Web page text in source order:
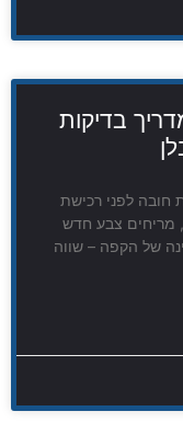
בדיקות
חובה לפני רכישת
מריחים צבע חדש
של הקפה – שווה